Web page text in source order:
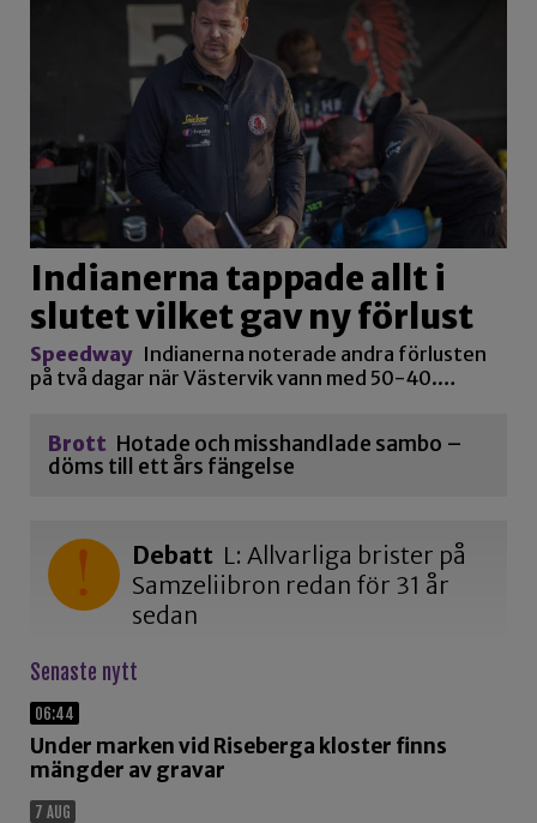
Indianerna tappade allt i
slutet vilket gav ny förlust
Speedway Indianerna noterade andra förlusten
på två dagar när Västervik vann med 50-40.…
Brott Hotade och misshandlade sambo –
döms till ett års fängelse
Debatt L: Allvarliga brister på
Samzeliibron redan för 31 år
sedan
Senaste nytt
06:44
Under marken vid Riseberga kloster finns
mängder av gravar
7 AUG